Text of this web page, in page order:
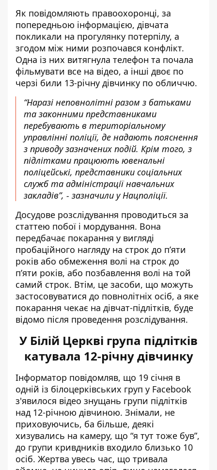
Як повідомляють правоохоронці, за
попередньою інформацією, дівчата
покликали на прогулянку потерпілу, а
згодом між ними розпочався конфлікт.
Одна із них витягнула телефон та почала
фільмувати все на відео, а інші двоє по
черзі били 13-річну дівчинку по обличчю.
“Наразі неповнолітні разом з батьками
та законними представниками
перебувають в територіальному
управлінні поліції, де надають пояснення
з приводу зазначених подій. Крім того, з
підлітками працюють ювенальні
поліцейські, представники соціальних
служб та адміністрації навчальних
закладів”, - зазначили у Нацполіції.
Досудове розслідування проводиться за
статтею побої і мордування. Вона
передбачає покарання у вигляді
пробаційного нагляду на строк до п’яти
років або обмеження волі на строк до
п’яти років, або позбавлення волі на той
самий строк. Втім, це засоби, що можуть
застосовуватися до повнолітніх осіб, а яке
покарання чекає на дівчат-підлітків, буде
відомо після проведення розслідування.
У Білій Церкві група підлітків
катувала 12-річну дівчинку
Інформатор повідомляв, що 19 січня в
одній із білоцерківських груп у Facebook
з'явилося відео знущань групи підлітків
над 12-річною дівчиною. Знімали, не
приховуючись, ба більше, деякі
хизувались на камеру, що “я тут тоже був”,
до групи кривдників входило близько 10
осіб. Жертва увесь час, що тривала